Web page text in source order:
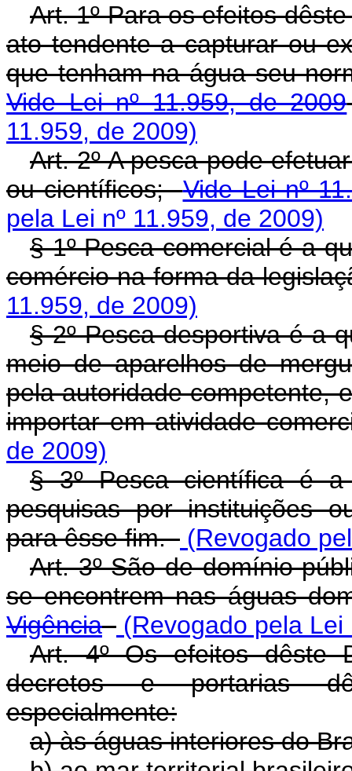
Art. 1º Para os efeitos
ato tendente a capturar ou
que tenham na água seu
Vide Lei nº 11.959, de 2009
11.959, de 2009)
Art. 2º A pesca pode
ou científicos;Vide Lei nº
pela Lei nº 11.959, de 2009)
§ 1º Pesca comercial é a
comércio na forma da
11.959, de 2009)
§ 2º Pesca desportiva é a
meio de aparelhos de
pela autoridade competente,
importar em atividade
de 2009)
§ 3º Pesca científica é a
pesquisas por instituições
para êsse fim. (Revogado
Art. 3º São de domínio
se encontrem nas águas
Vigência
(Revogado pela Lei
Art. 4º Os efeitos dêste
decretos e portarias
especialmente:
a) às águas interiores do